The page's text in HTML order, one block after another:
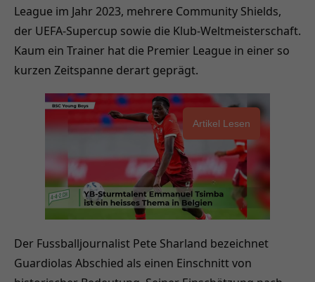
League im Jahr 2023, mehrere Community Shields,
der UEFA-Supercup sowie die Klub-Weltmeisterschaft.
Kaum ein Trainer hat die Premier League in einer so
kurzen Zeitspanne derart geprägt.
Artikel Lesen
Der Fussballjournalist Pete Sharland bezeichnet
Guardiolas Abschied als einen Einschnitt von